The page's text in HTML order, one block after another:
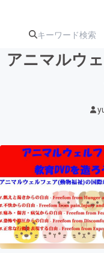
注
ジ
アート・
テクノロジ
映像・映画
アニマルウ